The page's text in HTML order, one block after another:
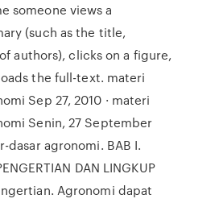
someone views a
(such as the title,
authors), clicks on a figure,
the full-text. materi
Sep 27, 2010 · materi
Senin, 27 September
dasar agronomi. BAB I.
DAN LINGKUP
Agronomi dapat